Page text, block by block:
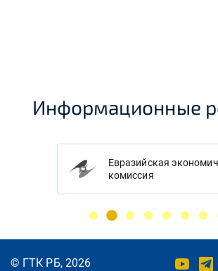
Информационные
Евразийская
комиссия
© ГТК РБ, 2026